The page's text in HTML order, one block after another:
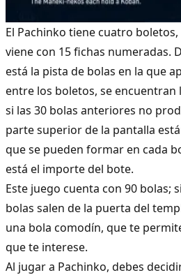
El Pachinko tiene cuatro
viene con 15 fichas numeradas.
está la pista de bolas en la que
entre los boletos, se encuentran
si las 30 bolas anteriores no
parte superior de la pantalla
que se pueden formar en cada
está el importe del bote.
Este juego cuenta con 90 bolas;
bolas salen de la puerta del
una bola comodín, que te
que te interese.
Al jugar a Pachinko, debes